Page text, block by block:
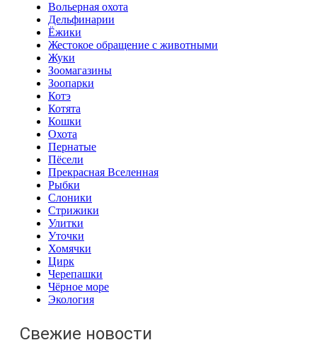
Вольерная охота
Дельфинарии
Ёжики
Жестокое обращение с животными
Жуки
Зоомагазины
Зоопарки
Котэ
Котята
Кошки
Охота
Пернатые
Пёсели
Прекрасная Вселенная
Рыбки
Слоники
Стрижики
Улитки
Уточки
Хомячки
Цирк
Черепашки
Чёрное море
Экология
Свежие новости